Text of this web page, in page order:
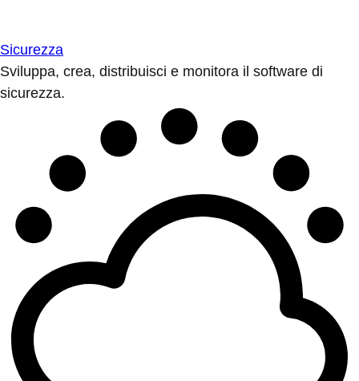
Sicurezza
Sviluppa, crea, distribuisci e monitora il software di
sicurezza.